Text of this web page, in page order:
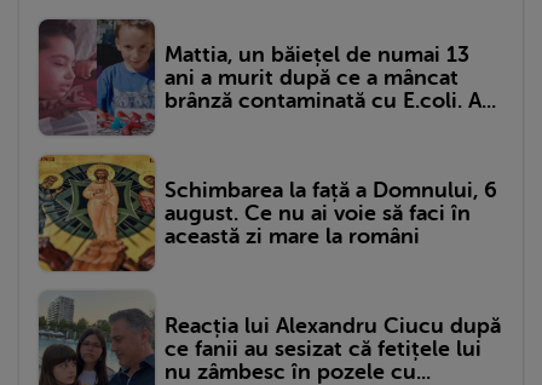
Mattia, un băiețel de numai 13
ani a murit după ce a mâncat
brânză contaminată cu E.coli. A...
Schimbarea la față a Domnului, 6
august. Ce nu ai voie să faci în
această zi mare la români
Reacția lui Alexandru Ciucu după
ce fanii au sesizat că fetițele lui
nu zâmbesc în pozele cu...